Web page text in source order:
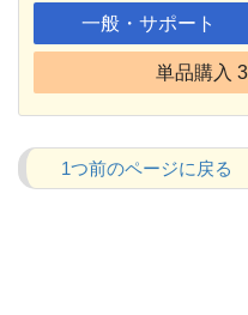
一般・サポート
単品購入
1つ前のページに戻る